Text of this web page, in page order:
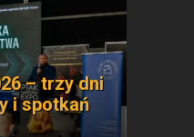
– trzy dni
i spotkań